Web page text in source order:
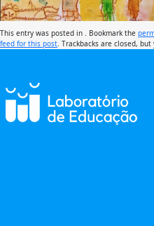
This entry was posted in . Bookmark the
feed for this post . Trackbacks are closed, but